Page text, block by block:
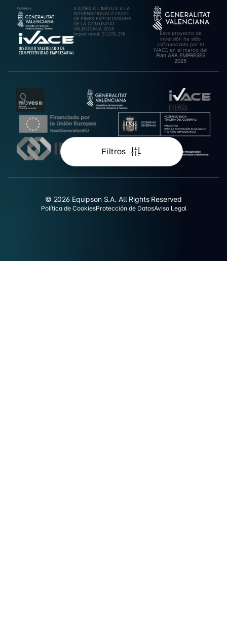
Filtros
AJUDES A L’IMPULS A LA
INTERNACIONALITZACIÓ
DE PIMES EXPORTADORES
DE LA COMUNITAT
VALENCIANA 2025.
Import rebut: 31.278,27€
Este proyecto de
inversión ha sido
cofinanciado por el
IVACE en el marco del
Plan ARA EMPRESES
2025
© 2026 Equipson S.A. All Rights Reserved
Política de CookiesProtección de DatosAviso Legal